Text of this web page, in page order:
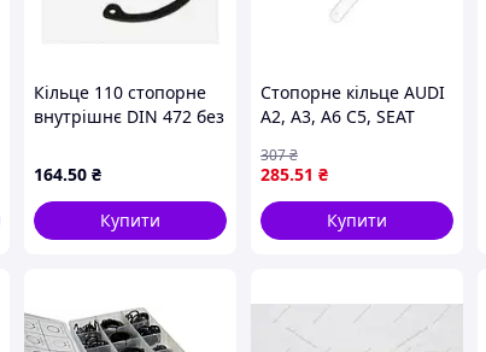
Кільце 110 стопорне
внутрішнє DIN 472 без
164.50 ₴
Купити
Стопорне кільце AUDI
A2, A3, A6 C5, SEAT
FABIA II, OCTAVIA I,
ROOMSTER, VW BORA,
BORA I, LT 28-35 II, LT
28-46 II,
285.51 ₴
307₴
Купити